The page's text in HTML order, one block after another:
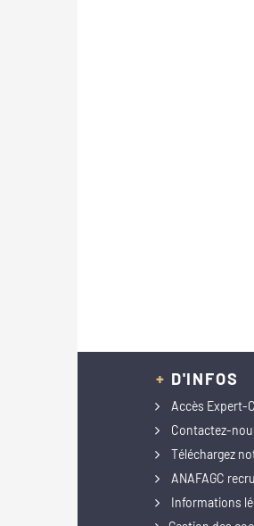
+ D'INFOS
Accès Expert-
Contactez-
Téléchargez
ANAFAGC
Informations